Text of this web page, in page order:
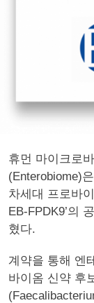
휴먼 마이크로
(Enterobiome)
차세대 프로바
EB-FPDK9’의
혔다.
계약을 통해 엔
바이옴 신약 후